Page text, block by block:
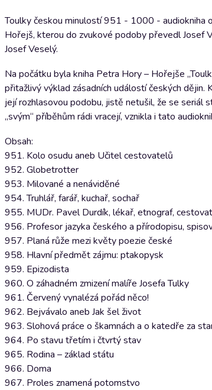
Toulky českou minulostí 951 - 1000 - audiokniha
Hořejš, kterou do zvukové podoby převedl Josef
Josef Veselý.
Na počátku byla kniha Petra Hory – Hořejše
přitažlivý výklad zásadních událostí českých
její rozhlasovou podobu, jistě netušil, že se seriál
„svým“ příběhům rádi vracejí, vznikla i tato
Obsah:
951. Kolo osudu aneb Učitel cestovatelů
952. Globetrotter
953. Milované a nenáviděné
954. Truhlář, farář, kuchař, sochař
955. MUDr. Pavel Durdík, lékař, etnograf,
956. Profesor jazyka českého a přírodopisu,
957. Planá růže mezi květy poezie české
958. Hlavní předmět zájmu: ptakopysk
959. Epizodista
960. O záhadném zmizení malíře Josefa Tulky
961. Červený vynalézá pořád něco!
962. Bejvávalo aneb Jak šel život
963. Slohová práce o škamnách a o katedře za
964. Po stavu třetím i čtvrtý stav
965. Rodina – základ státu
966. Doma
967. Proles znamená potomstvo